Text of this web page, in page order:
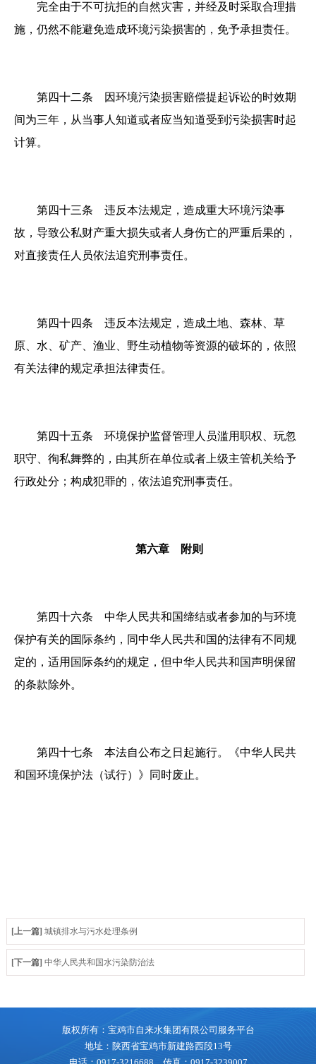
完全由于不可抗拒的自然灾害，并经及时采取合理措
施，仍然不能避免造成环境污染损害的，免予承担责任。
第四十二条 因环境污染损害赔偿提起诉讼的时效期
间为三年，从当事人知道或者应当知道受到污染损害时起
计算。
第四十三条 违反本法规定，造成重大环境污染事
故，导致公私财产重大损失或者人身伤亡的严重后果的，
对直接责任人员依法追究刑事责任。
第四十四条 违反本法规定，造成土地、森林、草
原、水、矿产、渔业、野生动植物等资源的破坏的，依照
有关法律的规定承担法律责任。
第四十五条 环境保护监督管理人员滥用职权、玩忽
职守、徇私舞弊的，由其所在单位或者上级主管机关给予
行政处分；构成犯罪的，依法追究刑事责任。
第六章 附则
第四十六条 中华人民共和国缔结或者参加的与环境
保护有关的国际条约，同中华人民共和国的法律有不同规
定的，适用国际条约的规定，但中华人民共和国声明保留
的条款除外。
第四十七条 本法自公布之日起施行。《中华人民共
和国环境保护法（试行）》同时废止。
[上一篇] 城镇排水与污水处理条例
[下一篇] 中华人民共和国水污染防治法
版权所有：宝鸡市自来水集团有限公司服务平台
地址：陕西省宝鸡市新建路西段13号